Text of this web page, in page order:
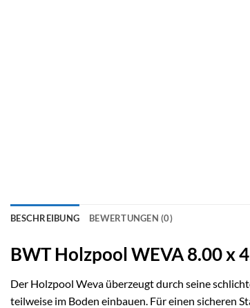
BESCHREIBUNG BEWERTUNGEN (0)
BWT Holzpool WEVA 8.00 x
Der Holzpool Weva überzeugt durch seine
teilweise im Boden einbauen. Für einen sicheren